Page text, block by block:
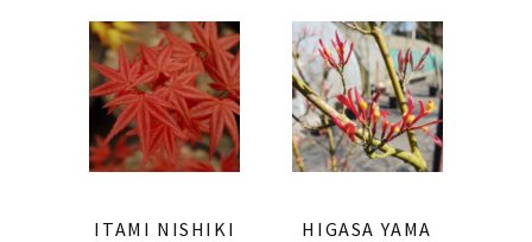
ITAMI NISHIKI HIGASA YAMA